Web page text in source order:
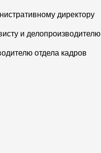
директору
и делопроизводителю
отдела кадров